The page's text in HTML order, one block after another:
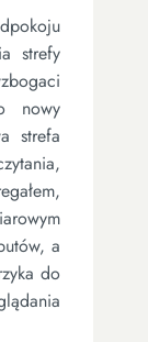
strefy
nowy
strefa
a
do